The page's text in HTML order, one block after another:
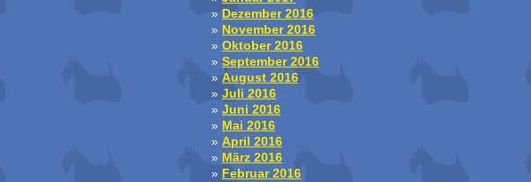
Dezember 2016
November 2016
Oktober 2016
September 2016
August 2016
Juli 2016
Juni 2016
Mai 2016
April 2016
März 2016
Februar 2016